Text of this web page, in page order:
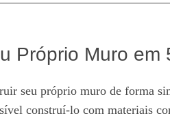
Próprio Muro em
seu próprio muro de forma
construí-lo com materiais